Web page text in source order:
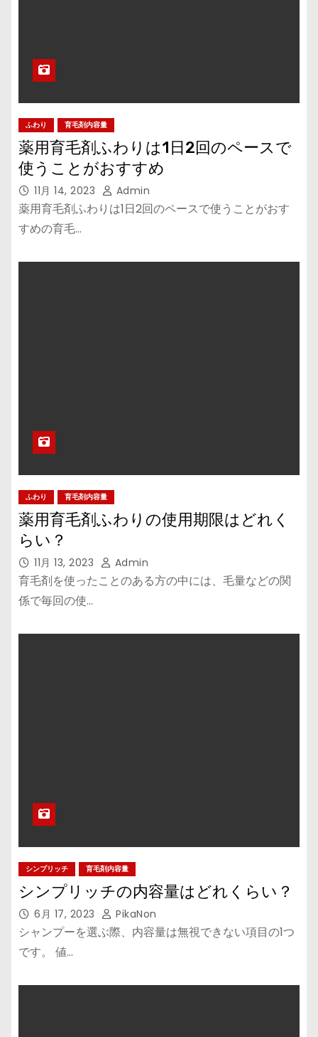
ふわり 育毛剤内容量
薬用育毛剤ふわりは1日2回のペースで
使うことがおすすめ
11月 14, 2023 Admin
薬用育毛剤ふわりは1日2回のペースで使うことがおす
すめの育毛…
ふわり 育毛剤内容量
薬用育毛剤ふわりの使用期限はどれく
らい？
11月 13, 2023 Admin
育毛剤を使ったことのある方の中には、毛量などの関
係で毎回の使…
シンプリッチ 育毛剤内容量
シンプリッチの内容量はどれくらい？
6月 17, 2023 PikaNon
シャンプーを選ぶ際、内容量は無視できない項目の1つ
です。 値…